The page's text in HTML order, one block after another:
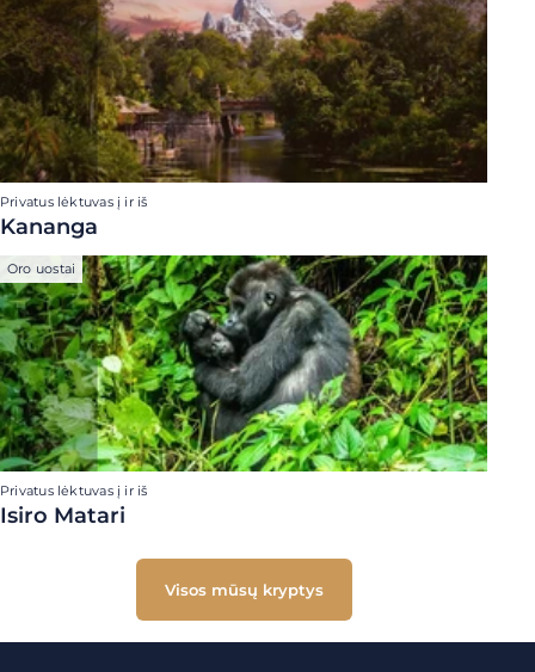
Privatus lėktuvas į ir iš
Kananga
Oro uostai
Privatus lėktuvas į ir iš
Isiro Matari
Visos mūsų kryptys